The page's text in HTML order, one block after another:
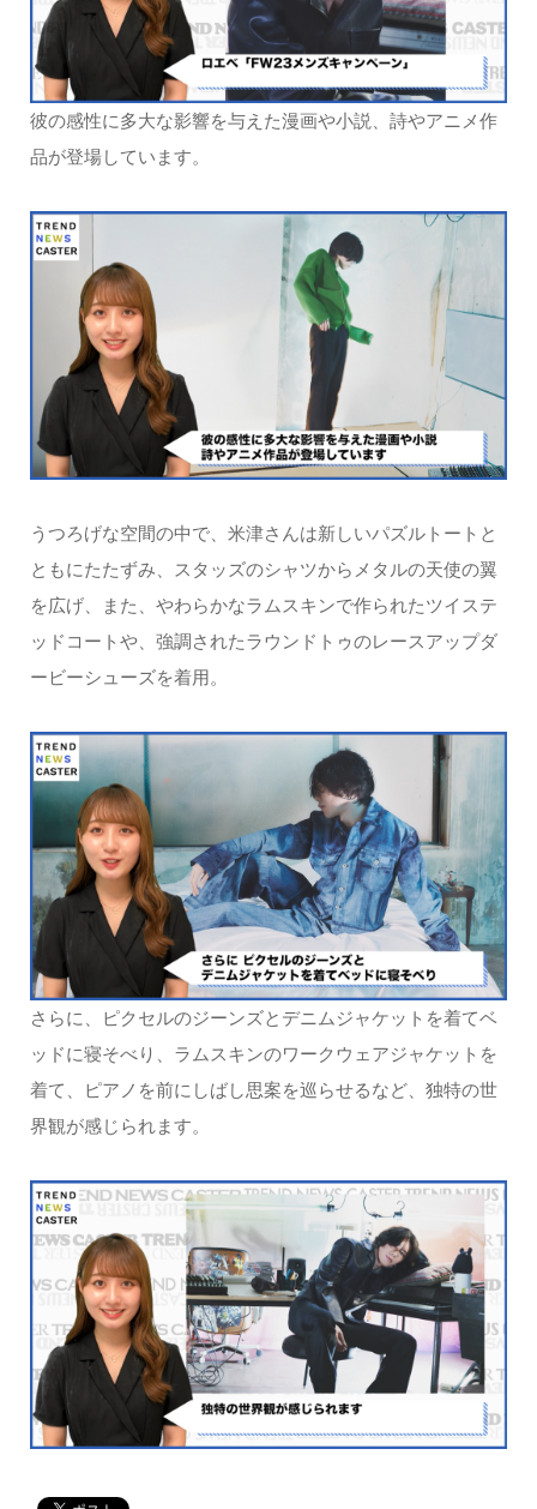
彼の感性に多大な影響を与えた漫画や小説、詩やアニメ作
品が登場しています。
うつろげな空間の中で、米津さんは新しいパズルトートと
ともにたたずみ、スタッズのシャツからメタルの天使の翼
を広げ、また、やわらかなラムスキンで作られたツイステ
ッドコートや、強調されたラウンドトゥのレースアップダ
ービーシューズを着用。
さらに、ピクセルのジーンズとデニムジャケットを着てベ
ッドに寝そべり、ラムスキンのワークウェアジャケットを
着て、ピアノを前にしばし思案を巡らせるなど、独特の世
界観が感じられます。